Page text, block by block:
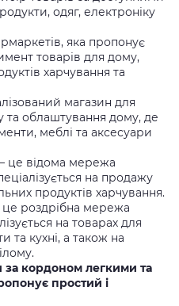
одяг, електроніку
яка пропонує
товарів для дому,
харчування та
магазин для
та облаштування дому, де
меблі та аксесуари
– це відома мережа
на продажу
продуктів харчування.
це роздрібна мережа
на товарах для
та кухні, а також на
кордоном легкими та
простий і